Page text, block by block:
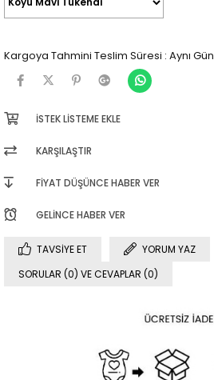
Kargoya Tahmini Teslim Süresi : Aynı Gün
İSTEK LISTEME EKLE
KARŞILAŞTIR
FIYAT DÜŞÜNCE HABER VER
GELINCE HABER VER
TAVSIYE ET
YORUM YAZ
SORULAR (0) VE CEVAPLAR (0)